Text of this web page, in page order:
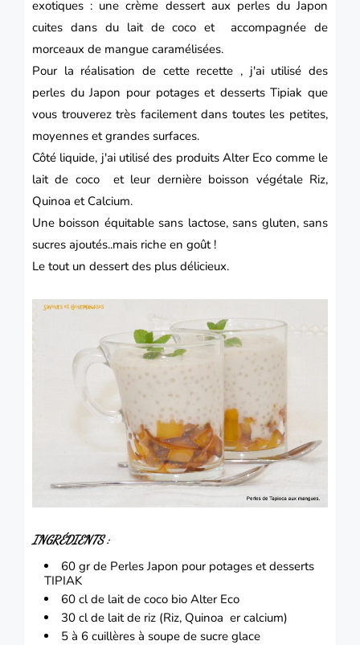
exotiques : une crème dessert aux perles du Japon
cuites dans du lait de coco et accompagnée de
morceaux de mangue caramélisées.
Pour la réalisation de cette recette , j'ai utilisé des
perles du Japon pour potages et desserts Tipiak que
vous trouverez très facilement dans toutes les petites,
moyennes et grandes surfaces.
Côté liquide, j'ai utilisé des produits Alter Eco comme le
lait de coco et leur dernière boisson végétale Riz,
Quinoa et Calcium.
Une boisson équitable sans lactose, sans gluten, sans
sucres ajoutés..mais riche en goût !
Le tout un dessert des plus délicieux.
INGRÉDIENTS :
60 gr de Perles Japon pour potages et desserts
TIPIAK
60 cl de lait de coco bio Alter Eco
30 cl de lait de riz (Riz, Quinoa er calcium)
5 à 6 cuillères à soupe de sucre glace